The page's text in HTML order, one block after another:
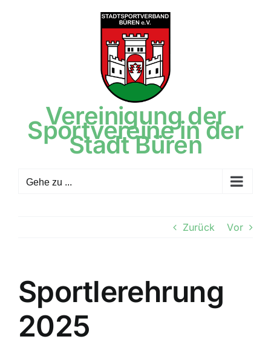
Vereinigung der
Sportvereine in der
Stadt Büren
Gehe zu ...
Zurück Vor
Sportlerehrung
2025